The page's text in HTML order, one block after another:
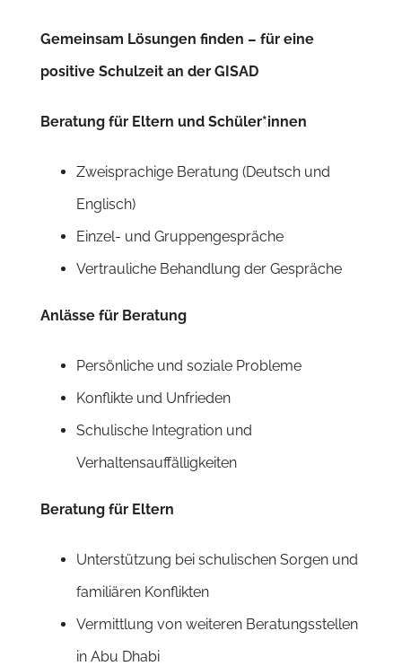
Gemeinsam Lösungen finden – für eine
positive Schulzeit an der GISAD
Beratung für Eltern und Schüler*innen
Zweisprachige Beratung (Deutsch und
Englisch)
Einzel- und Gruppengespräche
Vertrauliche Behandlung der Gespräche
Anlässe für Beratung
Persönliche und soziale Probleme
Konflikte und Unfrieden
Schulische Integration und
Verhaltensauffälligkeiten
Beratung für Eltern
Unterstützung bei schulischen Sorgen und
familiären Konflikten
Vermittlung von weiteren Beratungsstellen
in Abu Dhabi